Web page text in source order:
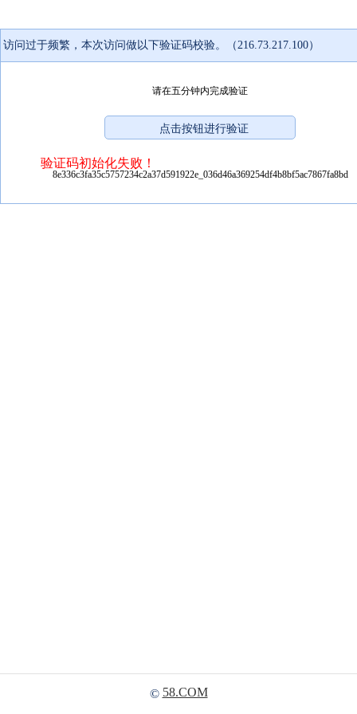
访问过于频繁，本次访问做以下验证码校验。（216.73.217.100）
请在五分钟内完成验证
验证码初始化失败！
8e336c3fa35c5757234c2a37d591922e_036d46a369254df4b8bf5ac7867fa8bd
© 58.COM